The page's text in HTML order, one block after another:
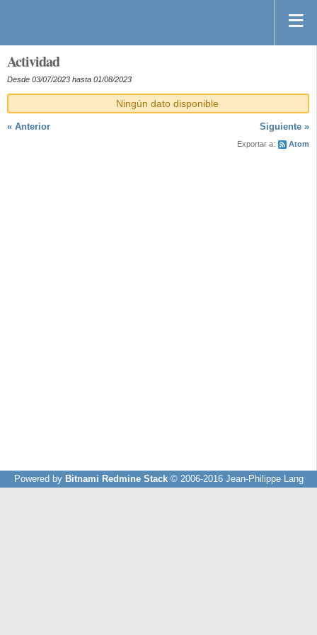
Actividad
Desde 03/07/2023 hasta 01/08/2023
Ningún dato disponible
« Anterior Siguiente »
Exportar a: Atom
Powered by Bitnami Redmine Stack© 2006-2016 Jean-Philippe Lang